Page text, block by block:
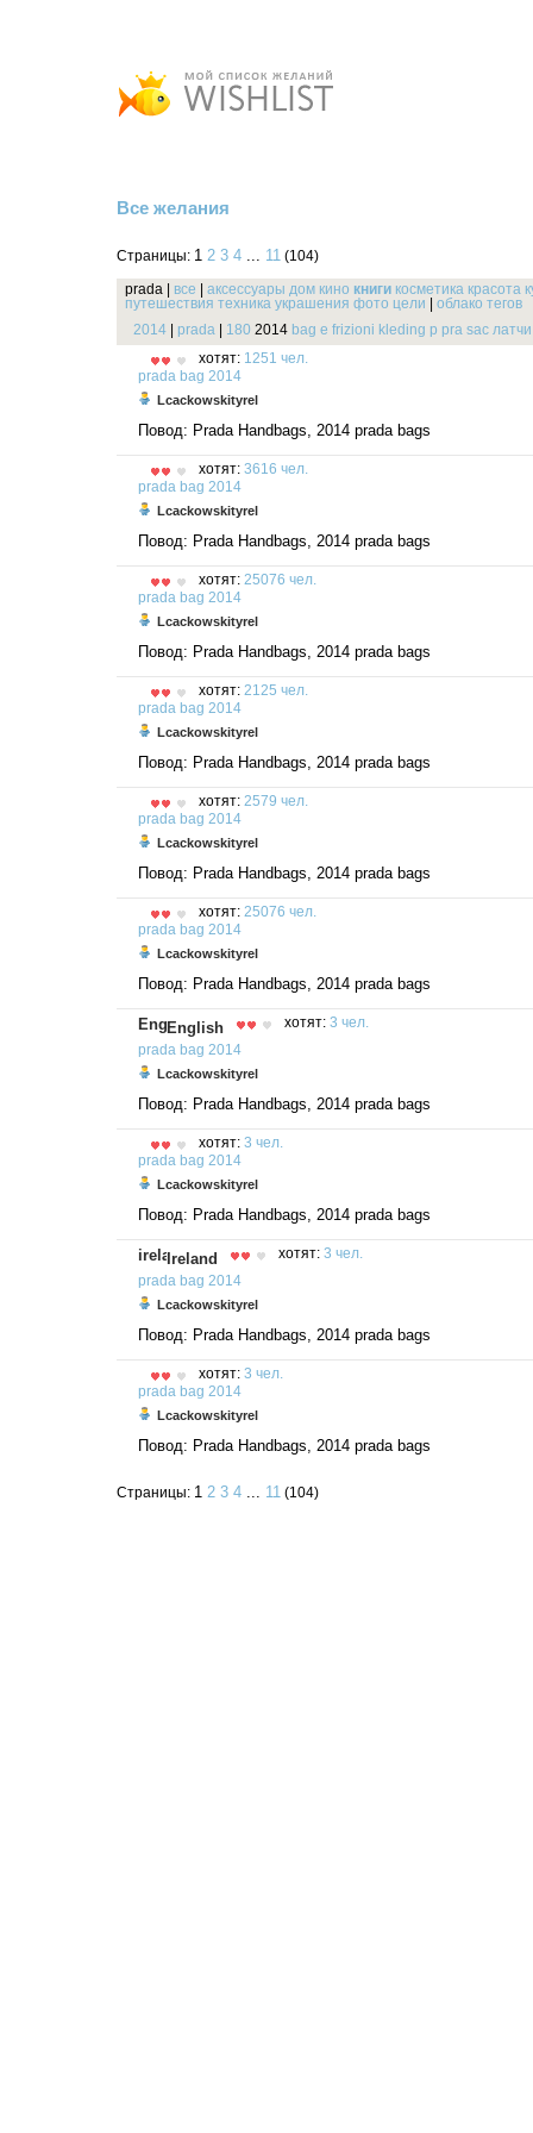
Все желания
Страницы: 1 2 3 4 ... 11 (104)
prada все аксессуары дом кино книги косметика красота
путешествия техника украшения фото цели
облако тегов
2014
prada 180 2014 bag e frizioni kleding p pra sac латчи
хотят: 1251 чел.
prada bag 2014
Lcackowskityrel
Повод: Prada Handbags, 2014 prada bags
хотят: 3616 чел.
prada bag 2014
Lcackowskityrel
Повод: Prada Handbags, 2014 prada bags
хотят: 25076 чел.
prada bag 2014
Lcackowskityrel
Повод: Prada Handbags, 2014 prada bags
хотят: 2125 чел.
prada bag 2014
Lcackowskityrel
Повод: Prada Handbags, 2014 prada bags
хотят: 2579 чел.
prada bag 2014
Lcackowskityrel
Повод: Prada Handbags, 2014 prada bags
хотят: 25076 чел.
prada bag 2014
Lcackowskityrel
Повод: Prada Handbags, 2014 prada bags
English хотят: 3 чел.
prada bag 2014
Lcackowskityrel
Повод: Prada Handbags, 2014 prada bags
хотят: 3 чел.
prada bag 2014
Lcackowskityrel
Повод: Prada Handbags, 2014 prada bags
Ireland хотят: 3 чел.
prada bag 2014
Lcackowskityrel
Повод: Prada Handbags, 2014 prada bags
хотят: 3 чел.
prada bag 2014
Lcackowskityrel
Повод: Prada Handbags, 2014 prada bags
Страницы: 1 2 3 4 ... 11 (104)